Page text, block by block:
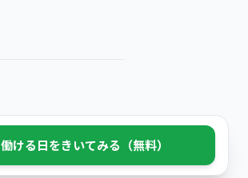
© 2026 Phonim Inc.
働ける日をきいてみる（無料）